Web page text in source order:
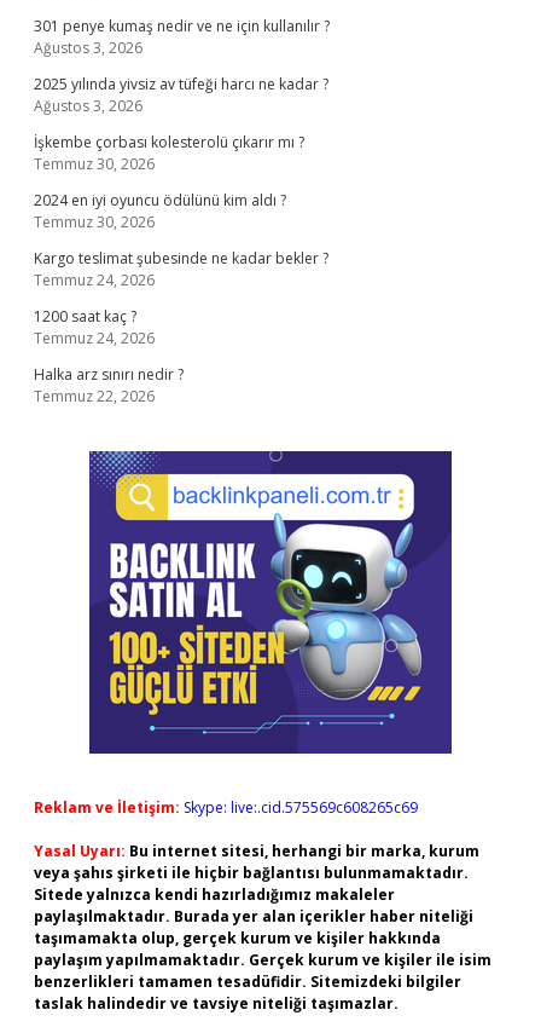
301 penye kumaş nedir ve ne için kullanılır ?
Ağustos 3, 2026
2025 yılında yivsiz av tüfeği harcı ne kadar ?
Ağustos 3, 2026
İşkembe çorbası kolesterolü çıkarır mı ?
Temmuz 30, 2026
2024 en iyi oyuncu ödülünü kim aldı ?
Temmuz 30, 2026
Kargo teslimat şubesinde ne kadar bekler ?
Temmuz 24, 2026
1200 saat kaç ?
Temmuz 24, 2026
Halka arz sınırı nedir ?
Temmuz 22, 2026
Reklam ve İletişim: Skype: live:.cid.575569c608265c69
Yasal Uyarı: Bu internet sitesi, herhangi bir marka, kurum
veya şahıs şirketi ile hiçbir bağlantısı bulunmamaktadır.
Sitede yalnızca kendi hazırladığımız makaleler
paylaşılmaktadır. Burada yer alan içerikler haber niteliği
taşımamakta olup, gerçek kurum ve kişiler hakkında
paylaşım yapılmamaktadır. Gerçek kurum ve kişiler ile isim
benzerlikleri tamamen tesadüfidir. Sitemizdeki bilgiler
taslak halindedir ve tavsiye niteliği taşımazlar.